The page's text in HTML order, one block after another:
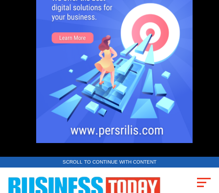
SCROLL TO CONTINUE WITH CONTENT